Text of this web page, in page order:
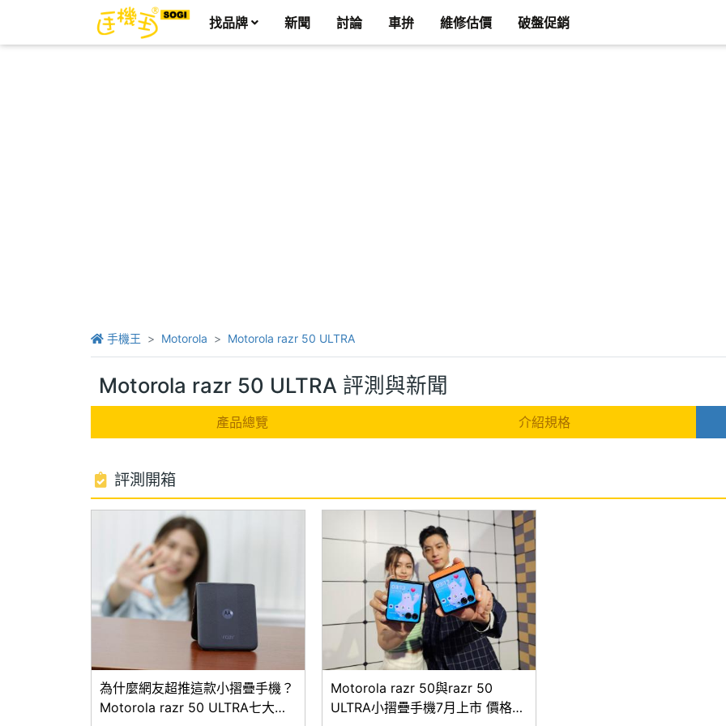
找品牌 新聞 討論 車拚 維修估價 破盤促銷
手機王 Motorola Motorola razr 50 ULTRA
Motorola razr 50 ULTRA 評測與新聞
產品總覽 介紹規格
評測開箱
為什麼網友超推這款小摺疊手機？
Motorola razr 50 ULTRA七大特
Motorola razr 50與razr 50
ULTRA小摺疊手機7月上市 價格2